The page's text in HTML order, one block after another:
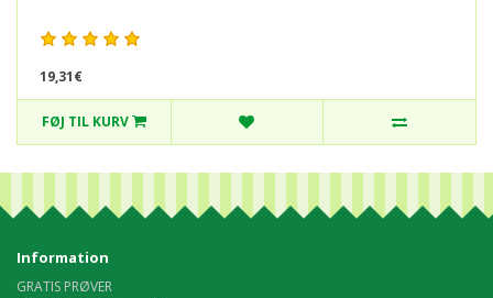
19,31€
FØJ TIL KURV
Information
GRATIS PRØVER